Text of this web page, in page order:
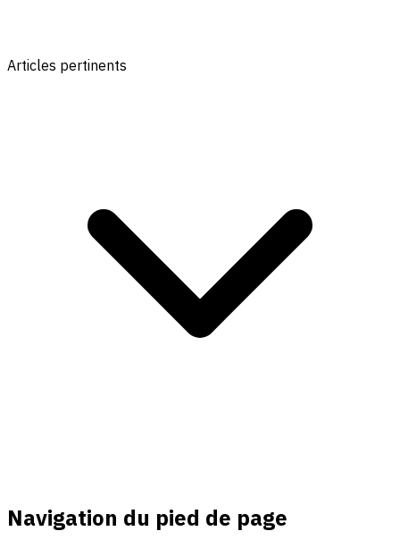
Articles pertinents
Navigation du pied de page